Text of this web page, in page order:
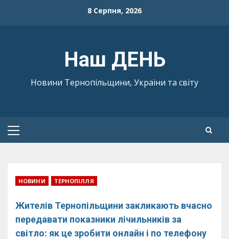
8 Серпня, 2026
Наш ДЕНЬ
Новини Тернопільщини, України та світу
Primary
НОВИНИ ТЕРНОПІЛЛЯ
Жителів Тернопільщини закликають вчасно
передавати показники лічильників за
світло: як це зробити онлайн і по телефону